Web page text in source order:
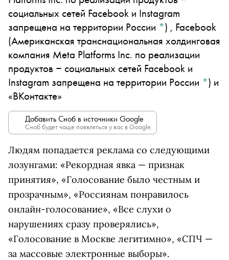
социальных сетей Facebook и Instagram
запрещена на территории России *) , Facebook
(Американская транснациональная холдинговая
компания Meta Platforms Inc. по реализации
продуктов ‒ социальных сетей Facebook и
Instagram запрещена на территории России *) и
«ВКонтакте»
Добавить Сноб в источники Google
Сноб будет чаще появляться у вас в Google.
Людям попадается реклама со следующими
лозунгами: «Рекордная явка — признак
принятия», «Голосование было честным и
прозрачным», «Россиянам понравилось
онлайн-голосование», «Все слухи о
нарушениях сразу проверялись»,
«Голосование в Москве легитимно», «СПЧ —
за массовые электронные выборы».